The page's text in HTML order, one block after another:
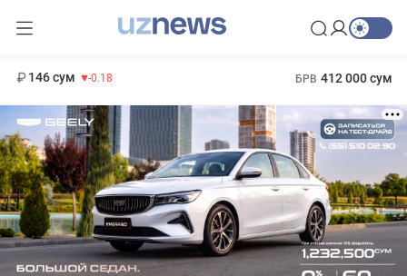
146 сум -0.18 БРВ 412 000 сум